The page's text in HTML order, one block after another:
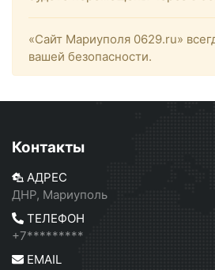
«Сайт Мариуполя 0629.ru»
вашей безопасности.
Контакты
АДРЕС
ДНР, Мариуполь
ТЕЛЕФОН
+7*********
EMAIL